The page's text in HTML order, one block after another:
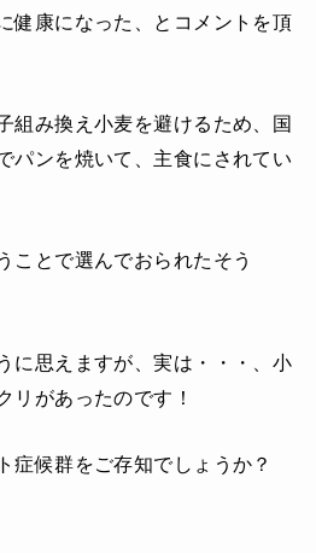
健康になった、とコメントを頂
組み換え小麦を避けるため、 国
パンを焼いて、 主食にされてい
ことで選んでおられたそう
に思えますが、実は・・・、小
リがあったのです！
症候群をご存知でしょうか？